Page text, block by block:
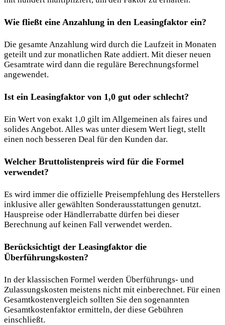
Wie fließt eine Anzahlung in den Leasingfaktor ein?
Die gesamte Anzahlung wird durch die Laufzeit in Monaten
geteilt und zur monatlichen Rate addiert. Mit dieser neuen
Gesamtrate wird dann die reguläre Berechnungsformel
angewendet.
Ist ein Leasingfaktor von 1,0 gut oder schlecht?
Ein Wert von exakt 1,0 gilt im Allgemeinen als faires und
solides Angebot. Alles was unter diesem Wert liegt, stellt
einen noch besseren Deal für den Kunden dar.
Welcher Bruttolistenpreis wird für die Formel
verwendet?
Es wird immer die offizielle Preisempfehlung des Herstellers
inklusive aller gewählten Sonderausstattungen genutzt.
Hauspreise oder Händlerrabatte dürfen bei dieser
Berechnung auf keinen Fall verwendet werden.
Berücksichtigt der Leasingfaktor die
Überführungskosten?
In der klassischen Formel werden Überführungs- und
Zulassungskosten meistens nicht mit einberechnet. Für einen
Gesamtkostenvergleich sollten Sie den sogenannten
Gesamtkostenfaktor ermitteln, der diese Gebühren
einschließt.